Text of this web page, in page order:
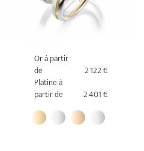
Or à partir
de
2 122 €
Platine à
partir de
2 401 €